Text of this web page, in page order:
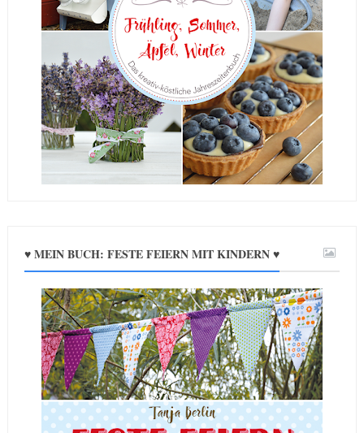
♥ MEIN BUCH: FESTE FEIERN MIT KINDERN ♥